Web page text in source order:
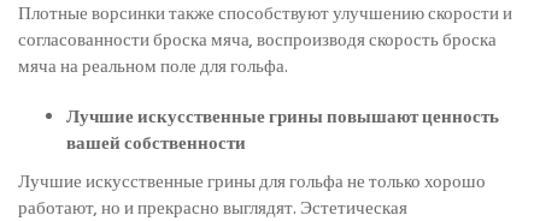
Плотные ворсинки также способствуют улучшению скорости и
согласованности броска мяча, воспроизводя скорость броска
мяча на реальном поле для гольфа.
Лучшие искусственные грины повышают ценность
вашей собственности
Лучшие искусственные грины для гольфа не только хорошо
работают, но и прекрасно выглядят. Эстетическая